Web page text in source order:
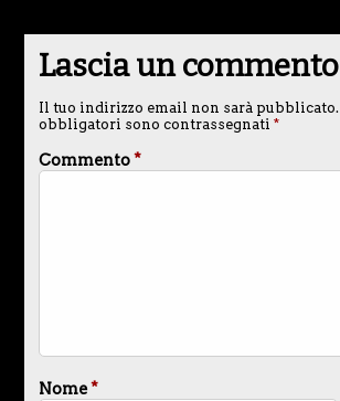
Lascia un commento
Il tuo indirizzo email non sarà pubblicato.
obbligatori sono contrassegnati *
Commento*
Nome*